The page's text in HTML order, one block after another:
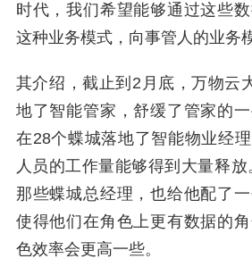
时代，我们希望能够通过这些
这种业务模式，向事管人的业务
其介绍，截止到2月底，万物云
地了智能管家，舒缓了管家的
在28个蝶城落地了智能物业经
人员的工作量能够得到大量释
那些蝶城总经理，也给他配了一
使得他们在角色上更有数据的
色效率会更高一些。